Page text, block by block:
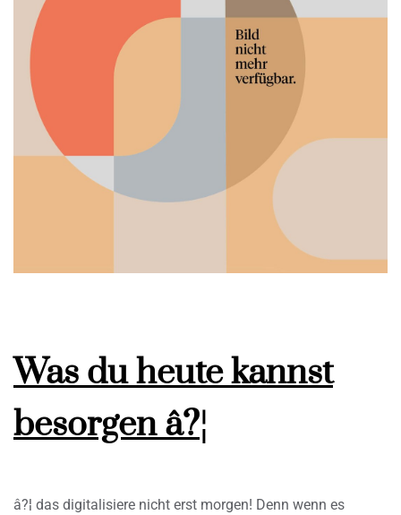
Was du heute kannst
besorgen â?¦
â?¦ das digitalisiere nicht erst morgen! Denn wenn es